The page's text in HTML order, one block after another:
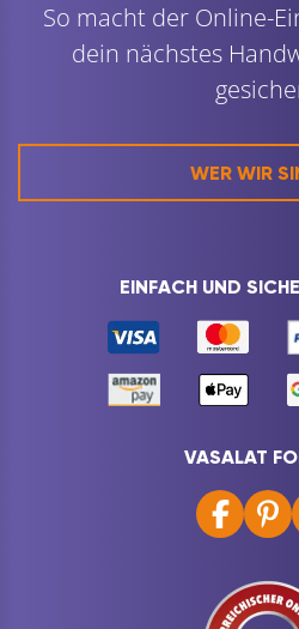
So macht der Online-
dein nächstes
WER WIR
EINFACH UND
VASALAT